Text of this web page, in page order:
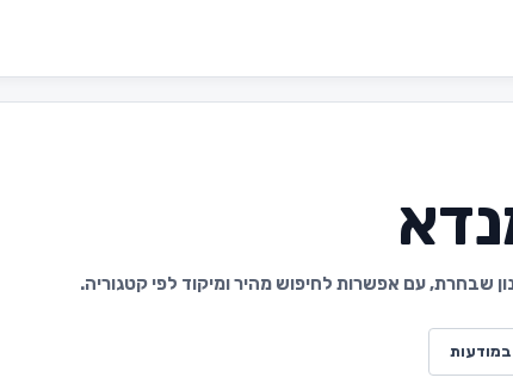
שבחרת, עם אפשרות לחיפוש מהיר ומיקוד לפי קטגוריה.
במודעות